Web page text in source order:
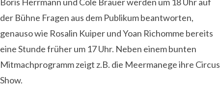
der Bühne Fragen aus dem Publikum beantworten,
genauso wie Rosalin Kuiper und Yoan Richomme bereits
eine Stunde früher um 17 Uhr. Neben einem bunten
Mitmachprogramm zeigt z.B. die Meermanege ihre Circus
Show.